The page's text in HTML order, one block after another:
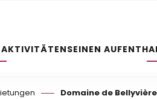
AKTIVITÄTENSEINEN
Domaine de